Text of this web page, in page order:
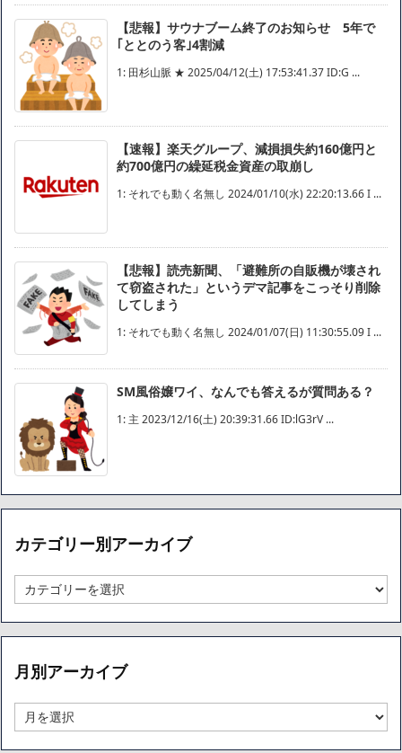
【悲報】サウナブーム終了のお知らせ 5年で
｢ととのう客｣4割減
1: 田杉山脈 ★ 2025/04/12(土) 17:53:41.37 ID:G ...
【速報】楽天グループ、減損損失約160億円と
約700億円の繰延税金資産の取崩し
1: それでも動く名無し 2024/01/10(水) 22:20:13.66 I ...
【悲報】読売新聞、「避難所の自販機が壊され
て窃盗された」というデマ記事をこっそり削除
してしまう
1: それでも動く名無し 2024/01/07(日) 11:30:55.09 I ...
SM風俗嬢ワイ、なんでも答えるが質問ある？
1: 主 2023/12/16(土) 20:39:31.66 ID:lG3rV ...
カテゴリー別アーカイブ
テ
ゴ
リ
別
ー
カ
月別アーカイブ
別
ア